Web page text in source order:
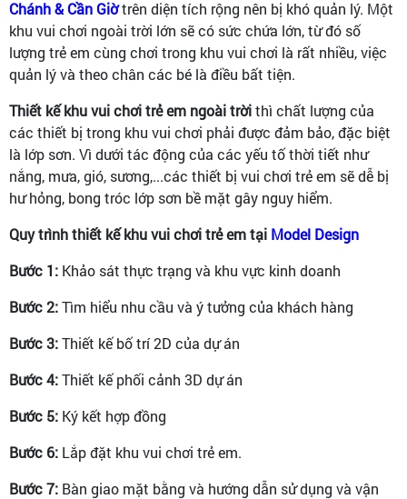
Chánh & Cần Giờtrên diện tích rộng nên bị khó quản lý. Một
khu vui chơi ngoài trời lớn sẽ có sức chứa lớn, từ đó số
lượng trẻ em cùng chơi trong khu vui chơi là rất nhiều, việc
quản lý và theo chân các bé là điều bất tiện.
Thiết kế khu vui chơi trẻ em ngoài trờithì chất lượng của
các thiết bị trong khu vui chơi phải được đảm bảo, đặc biệt
là lớp sơn. Vì dưới tác động của các yếu tố thời tiết như
nắng, mưa, gió, sương,...các thiết bị vui chơi trẻ em sẽ dễ bị
hư hỏng, bong tróc lớp sơn bề mặt gây nguy hiểm.
Quy trình thiết kế khu vui chơi trẻ em tại Model Design
Bước 1: Khảo sát thực trạng và khu vực kinh doanh
Bước 2:Tìm hiểu nhu cầu và ý tưởng của khách hàng
Bước 3:Thiết kế bố trí 2D của dự án
Bước 4:Thiết kế phối cảnh 3D dự án
Bước 5: Ký kết hợp đồng
Bước 6: Lắp đặt khu vui chơi trẻ em.
Bước 7: Bàn giao mặt bằng và hướng dẫn sử dụng và vận